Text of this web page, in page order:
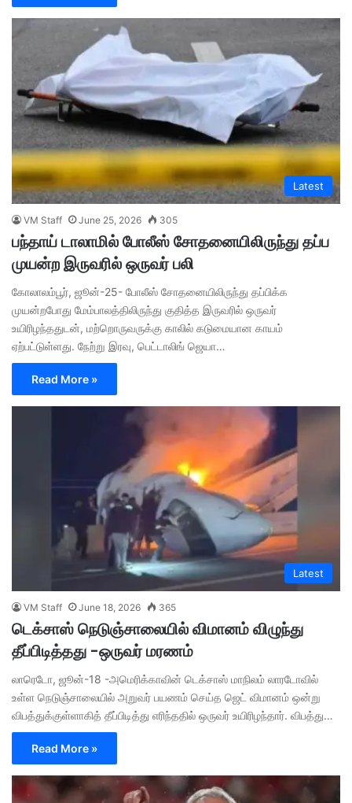
Latest
VM Staff June 25, 2026 305
பந்தாய் டாலாமில் போலீஸ் சோதனையிலிருந்து தப்ப
முயன்ற இருவரில் ஒருவர் பலி
கோலாலம்பூர், ஜூன்-25- போலீஸ் சோதனையிலிருந்து தப்பிக்க
முயன்றபோது மேம்பாலத்திலிருந்து குதித்த இருவரில் ஒருவர்
உயிரிழந்ததுடன், மற்றொருவருக்கு காலில் கடுமையான காயம்
ஏற்பட்டுள்ளது. நேற்று இரவு, பெட்டாலிங் ஜெயா…
Read More »
Latest
VM Staff June 18, 2026 365
டெக்சாஸ் நெடுஞ்சாலையில் விமானம் விழுந்து
தீப்பிடித்தது -ஒருவர் மரணம்
லாரெடோ, ஜூன்-18 -அமெரிக்காவின் டெக்சாஸ் மாநிலம் லாரடோவில்
உள்ள நெடுஞ்சாலையில் அறுவர் பயணம் செய்த ஜெட் விமானம் ஒன்று
விபத்துக்குள்ளாகித் தீப்பிடித்து எரிந்ததில் ஒருவர் உயிரிழந்தார். விபத்து…
Read More »